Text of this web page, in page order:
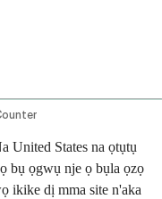
United States na ọtụtụ
bụ ọgwụ nje ọ bụla ọzọ
ikike dị mma site n'aka